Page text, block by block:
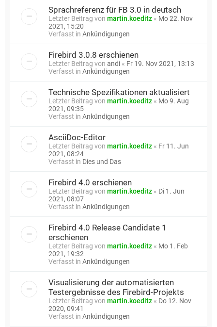
Sprachreferenz für FB 3.0 in deutsch
Letzter Beitrag von martin.koeditz « Mo 22. Nov
2021, 15:20
Verfasst in Ankündigungen
Firebird 3.0.8 erschienen
Letzter Beitrag von andi « Fr 19. Nov 2021, 13:13
Verfasst in Ankündigungen
Technische Spezifikationen aktualisiert
Letzter Beitrag von martin.koeditz « Mo 9. Aug
2021, 09:35
Verfasst in Ankündigungen
AsciiDoc-Editor
Letzter Beitrag von martin.koeditz « Fr 11. Jun
2021, 08:24
Verfasst in Dies und Das
Firebird 4.0 erschienen
Letzter Beitrag von martin.koeditz « Di 1. Jun
2021, 08:07
Verfasst in Ankündigungen
Firebird 4.0 Release Candidate 1
erschienen
Letzter Beitrag von martin.koeditz « Mo 1. Feb
2021, 19:32
Verfasst in Ankündigungen
Visualisierung der automatisierten
Testergebnisse des Firebird-Projekts
Letzter Beitrag von martin.koeditz « Do 12. Nov
2020, 09:41
Verfasst in Ankündigungen